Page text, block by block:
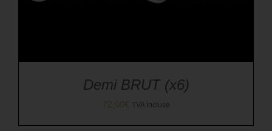
Demi BRUT (x6)
72,00€ TVA incluse